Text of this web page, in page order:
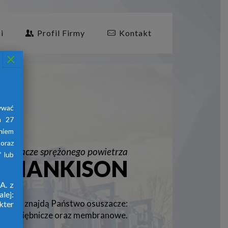
Profil Firmy Kontakt
sprężonego powietrza
HANKISON
znajdą Państwo osuszacze:
ziębnicze oraz membranowe.
27
lub
z
×